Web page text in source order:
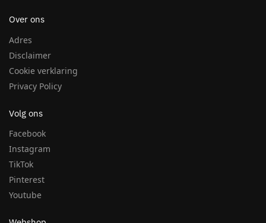
Over ons
Adres
Disclaimer
Cookie verklaring
Privacy Policy
Volg ons
Facebook
Instagram
TikTok
Pinterest
Youtube